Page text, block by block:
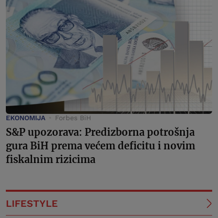
EKONOMIJA Forbes BiH
S&P upozorava: Predizborna potrošnja
gura BiH prema većem deficitu i novim
fiskalnim rizicima
LIFESTYLE